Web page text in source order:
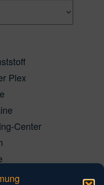
Plex
Center